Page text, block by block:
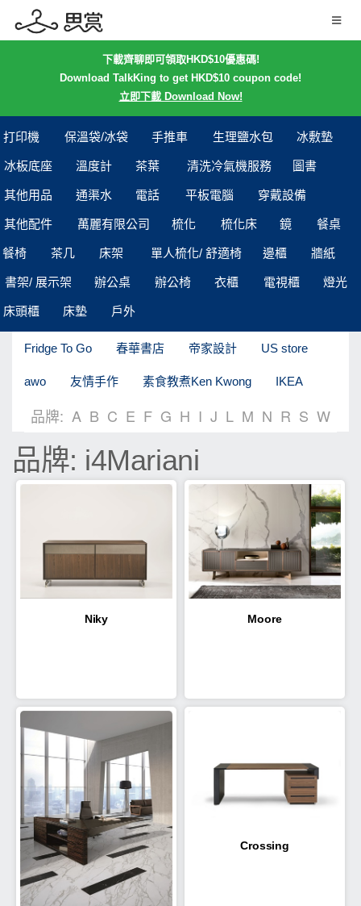
下載齊聊即可領取HKD$10優惠碼!
Download TalkKing to get HKD$10 coupon code!
立即下載 Download Now!
打印機 保溫袋/冰袋 手推車 生理鹽水包 冰敷墊
冰板底座 溫度計 茶葉 清洗冷氣機服務 圖書
其他用品 通渠水 電話 平板電腦 穿戴設備
其他配件 萬麗有限公司 梳化 梳化床 鏡 餐桌
餐椅 茶几 床架 單人梳化/ 舒適椅 邊櫃 牆紙
書架/ 展示架 辦公桌 辦公椅 衣櫃 電視櫃 燈光
床頭櫃 床墊 戶外
Fridge To Go 春華書店 帝家設計 US store
awo 友情手作 素食教煮Ken Kwong IKEA
品牌: A B C E F G H I J L M N R S W
品牌: i4Mariani
Niky Moore
Crossing